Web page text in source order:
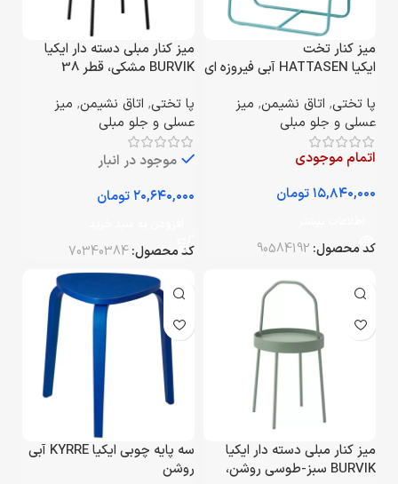
میز کنار تخت
ایکیا HATTASEN آبی فیروزه‌ ای
پا تختی, اتاق نشیمن, میز
عسلی و جلو مبلی
اتمام موجودی
تومان
کد محصول: 90584192
میز کنار مبلی دسته‌ دار ایکیا
BURVIK مشکی، قطر 38
پا تختی, اتاق نشیمن, میز
عسلی و جلو مبلی
موجود در انبار
تومان
کد محصول:70340384
میز کنار مبلی دسته‌ دار ایکیا
BURVIK سبز-طوسی روشن،
سه‌ پایه چوبی ایکیا KYRRE آبی
روشن